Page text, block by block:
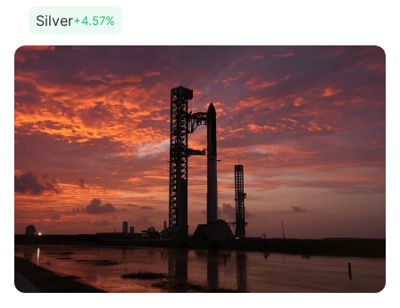
данные Российской академии
Silver+4.57%